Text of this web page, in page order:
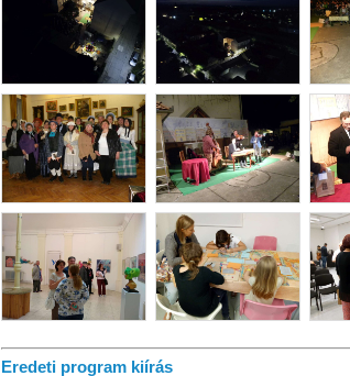
Eredeti program kiírás